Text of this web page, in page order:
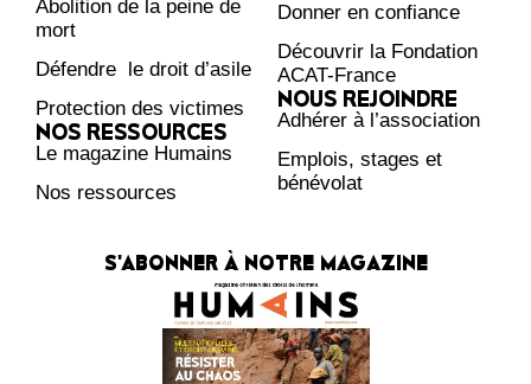
Abolition de la peine de
mort
Défendre le droit d’asile
Protection des victimes
NOS RESSOURCES
Le magazine Humains
Nos ressources
Donner en confiance
Découvrir la Fondation
ACAT-France
NOUS REJOINDRE
Adhérer à l’association
Emplois, stages et
bénévolat
S'ABONNER À NOTRE MAGAZINE